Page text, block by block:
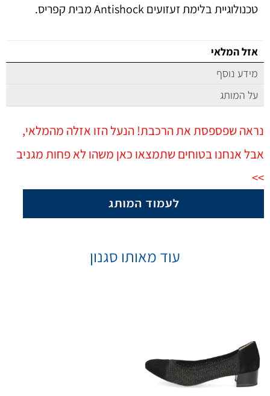
טכנולוגיית בלימת זעזועים Antishock מבית קפריס.
אזל המלאי
מידע נוסף
על המותג
נראה שפספסת את הרכבת! הנעל הזו אזלה מהמלאי,
אבל אנחנו בטוחים שתמצאו כאן משהו לא פחות מגניב
>>
עוד מאותו סגנון